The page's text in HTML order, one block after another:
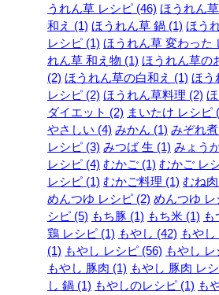
うれん草 レシピ (46) ほうれん
和え (1) ほうれん草 鍋 (1) ほう
レシピ (1) ほうれん草 変わった
れん草 和え物 (1) ほうれん草の
(2) ほうれん草の白和え (1) ほう
レシピ (2) ほうれん草料理 (2)
ダイエット (2) まいたけ レシピ
やさしい (4) みかん (1) みぞれ
レシピ (3) みつば 生 (1) みょう
レシピ (4) むかご (1) むかご レ
レシピ (1) むかご料理 (1) むね
めんつゆ レシピ (2) めんつゆ
シピ (5) もち豚 (1) もち米 (1) も
鶏 レシピ (1) もやし (42) もや
(1) もやし レシピ (56) もやし
もやし 豚肉 (1) もやし 豚肉 レ
し 鍋 (1) もやしのレシピ (1) も